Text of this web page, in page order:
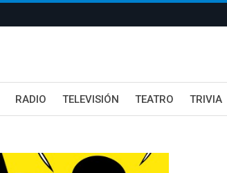
RADIO TELEVISIÓN TEATRO TRIVIA